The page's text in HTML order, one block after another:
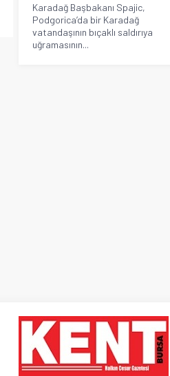
Karadağ Başbakanı Spajic,
Podgorica’da bir Karadağ
vatandaşının bıçaklı saldırıya
uğramasının...